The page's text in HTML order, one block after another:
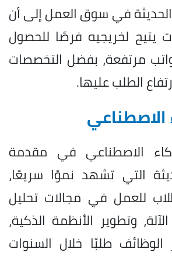
الحديثة في سوق العمل إلى أن
يتيح لخريجيه فرصًا للحصول
مرتفعة، بفضل التخصصات
الطلب عليها.
الاصطناعي
الاصطناعي في مقدمة
التي تشهد نموًا سريعًا،
للعمل في مجالات تحليل
وتطوير الأنظمة الذكية،
طلبًا خلال السنوات